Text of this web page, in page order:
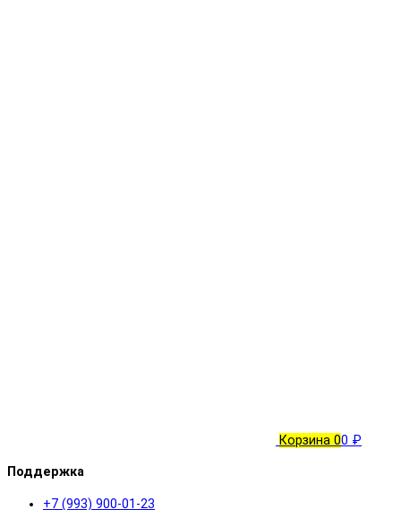
Корзина 00 ₽
Поддержка
+7 (993) 900-01-23